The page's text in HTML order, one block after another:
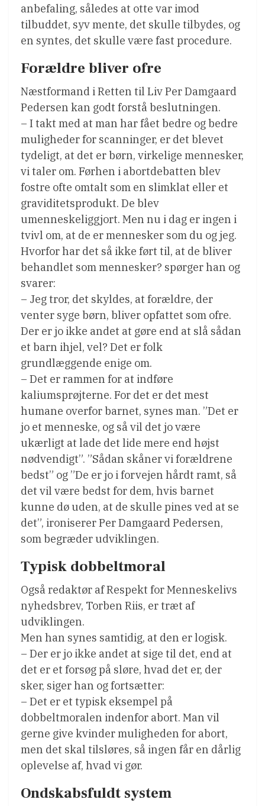
anbefaling, således at otte var imod
tilbuddet, syv mente, det skulle tilbydes, og
en syntes, det skulle være fast procedure.
Forældre bliver ofre
Næstformand i Retten til Liv Per Damgaard
Pedersen kan godt forstå beslutningen.
– I takt med at man har fået bedre og bedre
muligheder for scanninger, er det blevet
tydeligt, at det er børn, virkelige mennesker,
vi taler om. Førhen i abortdebatten blev
fostre ofte omtalt som en slimklat eller et
graviditetsprodukt. De blev
umenneskeliggjort. Men nu i dag er ingen i
tvivl om, at de er mennesker som du og jeg.
Hvorfor har det så ikke ført til, at de bliver
behandlet som mennesker? spørger han og
svarer:
– Jeg tror, det skyldes, at forældre, der
venter syge børn, bliver opfattet som ofre.
Der er jo ikke andet at gøre end at slå sådan
et barn ihjel, vel? Det er folk
grundlæggende enige om.
– Det er rammen for at indføre
kaliumsprøjterne. For det er det mest
humane overfor barnet, synes man. ”Det er
jo et menneske, og så vil det jo være
ukærligt at lade det lide mere end højst
nødvendigt”. ”Sådan skåner vi forældrene
bedst” og ”De er jo i forvejen hårdt ramt, så
det vil være bedst for dem, hvis barnet
kunne dø uden, at de skulle pines ved at se
det”, ironiserer Per Damgaard Pedersen,
som begræder udviklingen.
Typisk dobbeltmoral
Også redaktør af Respekt for Menneskelivs
nyhedsbrev, Torben Riis, er træt af
udviklingen.
Men han synes samtidig, at den er logisk.
– Der er jo ikke andet at sige til det, end at
det er et forsøg på sløre, hvad det er, der
sker, siger han og fortsætter:
– Det er et typisk eksempel på
dobbeltmoralen indenfor abort. Man vil
gerne give kvinder muligheden for abort,
men det skal tilsløres, så ingen får en dårlig
oplevelse af, hvad vi gør.
Ondskabsfuldt system